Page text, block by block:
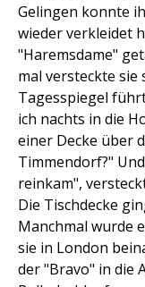
Gelingen konnte
wieder verkleidet
"Haremsdame"
mal versteckte sie
Tagesspiegel
ich nachts in die
einer Decke über
Timmendorf?"
reinkam",
Die Tischdecke
Manchmal wurde
sie in London
der "Bravo" in die